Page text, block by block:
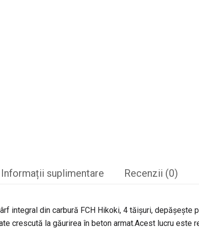
Informații suplimentare Recenzii (0)
integral din carbură FCH Hikoki, 4 tăișuri,
crescută la găurirea în beton armat.Acest lucru este